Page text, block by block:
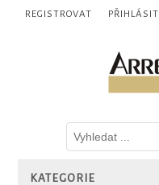
REGISTROVAT PŘIHLÁSIT
KATEGORIE